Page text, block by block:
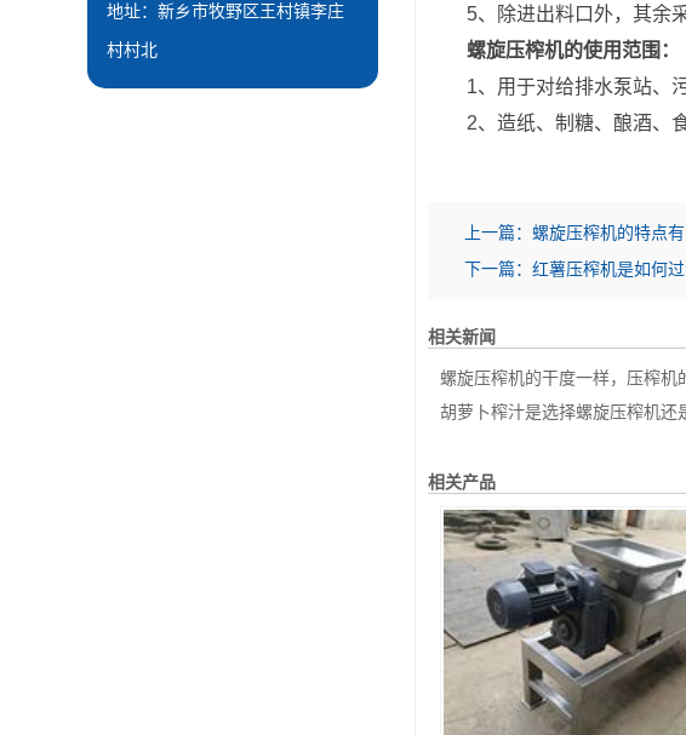
5、除进出料口外，其余采
螺旋压榨机的使用范围：
1、用于对给排水泵站、污
2、造纸、制糖、酿酒、食
上一篇： 螺旋压榨机的特点
下一篇： 红薯压榨机是如何
相关新闻
螺旋压榨机的干度一样，压榨机
胡萝卜榨汁是选择螺旋压榨机还
相关产品
地址：新乡市牧野区王村镇李庄
村村北